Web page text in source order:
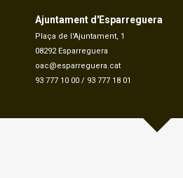
Ajuntament d'Esparreguera
Plaça de l'Ajuntament, 1
08292 Esparreguera
oac@esparreguera.cat
93 777 10 00 / 93 777 18 01